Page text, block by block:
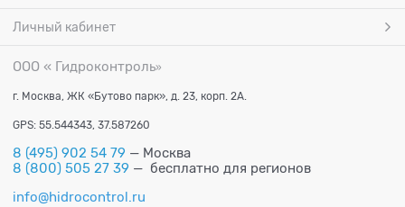
Личный кабинет
ООО « Гидроконтроль»
г. Москва, ЖК «Бутово парк», д. 23, корп. 2А.
GPS: 55.544343, 37.587260
8 (495) 902 54 79 — Москва
8 (800) 505 27 39 — бесплатно для регионов
info@hidrocontrol.ru